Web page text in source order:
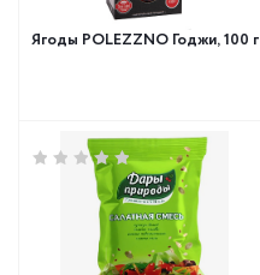
Ягоды POLEZZNO Годжи, 100 г